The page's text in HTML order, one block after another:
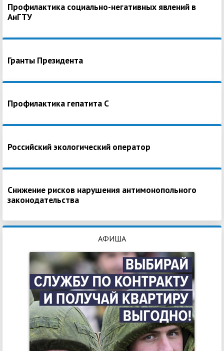
Профилактика социально-негативных явлений в
АнГТУ
Гранты Президента
Профилактика гепатита С
Российский экологический оператор
Снижение рисков нарушения антимонопольного
законодательства
АФИША